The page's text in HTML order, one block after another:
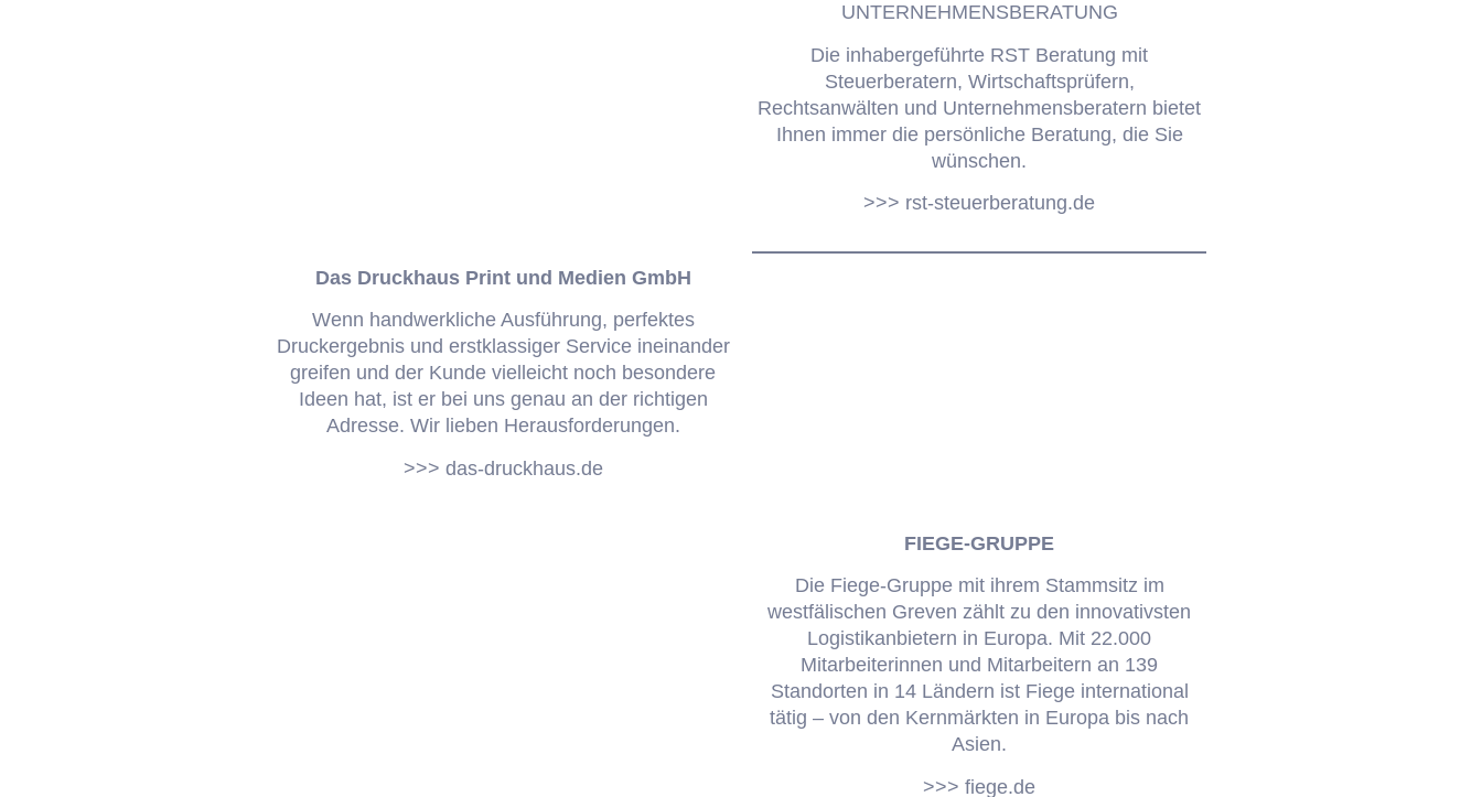
UNTERNEHMENSBERATUNG
Die inhabergeführte RST Beratung mit
Steuerberatern, Wirtschaftsprüfern,
Rechtsanwälten und Unternehmensberatern bietet
Ihnen immer die persönliche Beratung, die Sie
wünschen.
>>> rst-steuerberatung.de
Das Druckhaus Print und Medien GmbH
Wenn handwerkliche Ausführung, perfektes
Druckergebnis und erstklassiger Service ineinander
greifen und der Kunde vielleicht noch besondere
Ideen hat, ist er bei uns genau an der richtigen
Adresse. Wir lieben Herausforderungen.
>>> das-druckhaus.de
FIEGE-GRUPPE
Die Fiege-Gruppe mit ihrem Stammsitz im
westfälischen Greven zählt zu den innovativsten
Logistikanbietern in Europa. Mit 22.000
Mitarbeiterinnen und Mitarbeitern an 139
Standorten in 14 Ländern ist Fiege international
tätig – von den Kernmärkten in Europa bis nach
Asien.
>>> fiege.de